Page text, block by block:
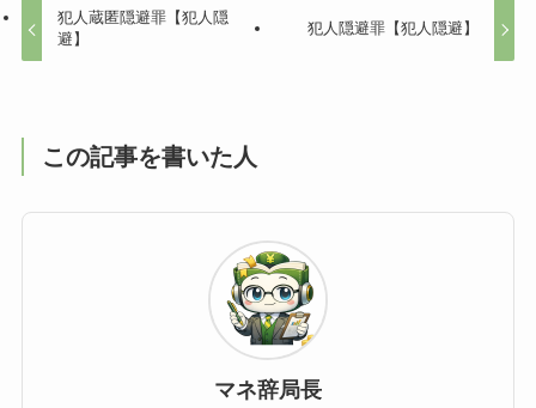
犯人蔵匿隠避罪【犯人隠
避】
犯人隠避罪【犯人隠避】
この記事を書いた人
マネ辞局長